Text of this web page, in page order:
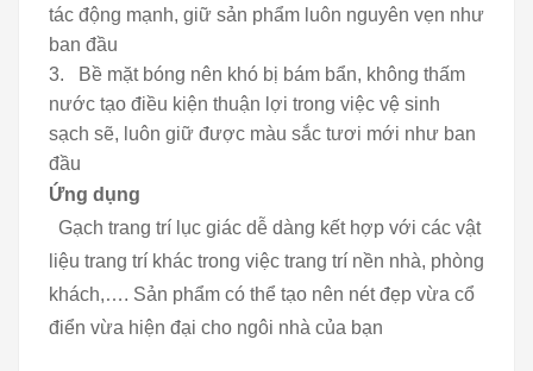
tác động mạnh, giữ sản phẩm luôn nguyên vẹn như
ban đầu
Bề mặt bóng nên khó bị bám bẩn, không thấm
nước tạo điều kiện thuận lợi trong việc vệ sinh
sạch sẽ, luôn giữ được màu sắc tươi mới như ban
đầu
Ứng dụng
Gạch trang trí lục giác dễ dàng kết hợp với các vật
liệu trang trí khác trong việc trang trí nền nhà, phòng
khách,…. Sản phẩm có thể tạo nên nét đẹp vừa cổ
điển vừa hiện đại cho ngôi nhà của bạn